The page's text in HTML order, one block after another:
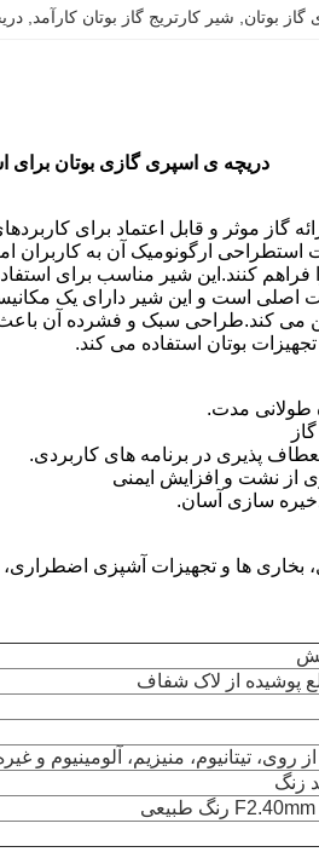
گاز بوتان شیر کارتریج گاز بوتان کارآمد ,
دریچه ی اسپری گازی بوتان برای
گاز موثر و قابل اعتماد برای
استطراحی ارگونومیک آن به کاربران
کنند.این شیر مناسب برای
اصلی است و این شیر دارای یک
می کند.طراحی سبک و فشرده آن
بوتان استفاده می کند.
طولانی مدت.
پذیری در برنامه های کاربردی.
از نشت و افزایش ایمنی
سازی آسان.
بخاری ها و تجهیزات آشپزی اضطراری،
پوشیده از لاک شفاف
از روی، تیتانیوم، منیزیم، آلومینیوم و
زنگ